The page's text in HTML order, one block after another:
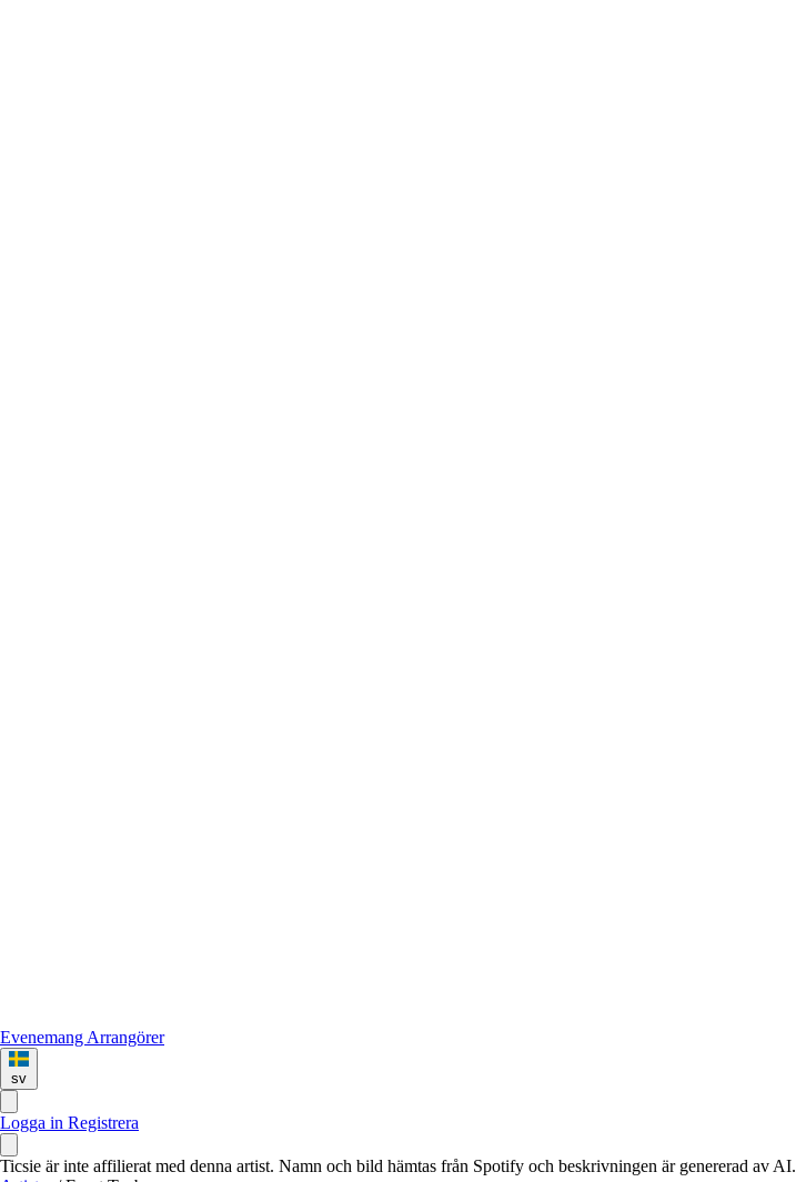
Evenemang Arrangörer
sv
Logga in Registrera
Ticsie är inte affilierat med denna artist. Namn och bild hämtas från Spotify och beskrivningen är genererad av AI.